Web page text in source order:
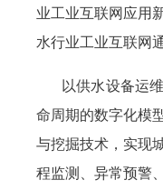
业工业互联网应用
水行业工业互联网
以供水设备运
命周期的数字化模
与挖掘技术，实现
程监测、异常预警